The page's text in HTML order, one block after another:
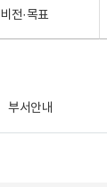
비전·목표
부서안내